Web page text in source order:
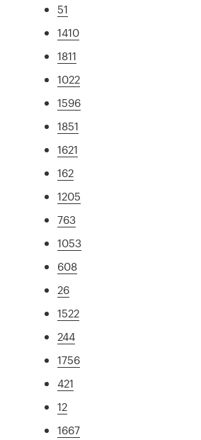
51
1410
1811
1022
1596
1851
1621
162
1205
763
1053
608
26
1522
244
1756
421
12
1667